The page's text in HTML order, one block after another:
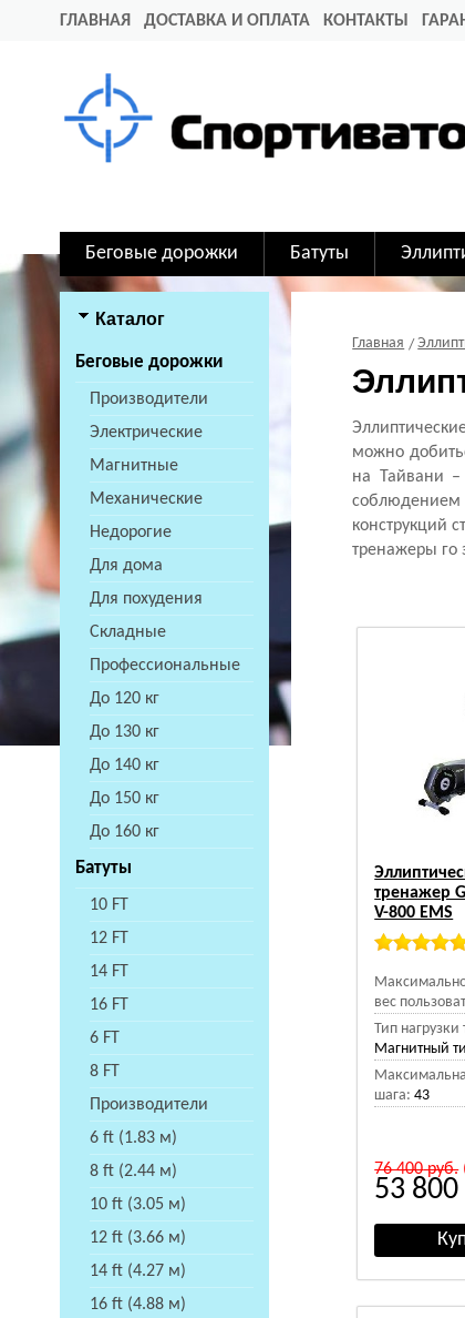
ГЛАВНАЯ ДОСТАВКА И ОПЛАТА КОНТАКТЫ
Беговые дорожки Батуты
Каталог
Беговые дорожки
Производители
Электрические
Магнитные
Механические
Недорогие
Для дома
Для похудения
Складные
Профессиональные
До 120 кг
До 130 кг
До 140 кг
До 150 кг
До 160 кг
Батуты
10 FT
12 FT
14 FT
16 FT
6 FT
8 FT
Производители
6 ft (1.83 м)
8 ft (2.44 м)
10 ft (3.05 м)
12 ft (3.66 м)
14 ft (4.27 м)
16 ft (4.88 м)
Главная
можно
на Тайвани –
соблюдением
конструкций
тренажеры го
тренажер
V-800 EMS
вес
Тип
Магнитный
шага: 43
76 400руб.
53 800